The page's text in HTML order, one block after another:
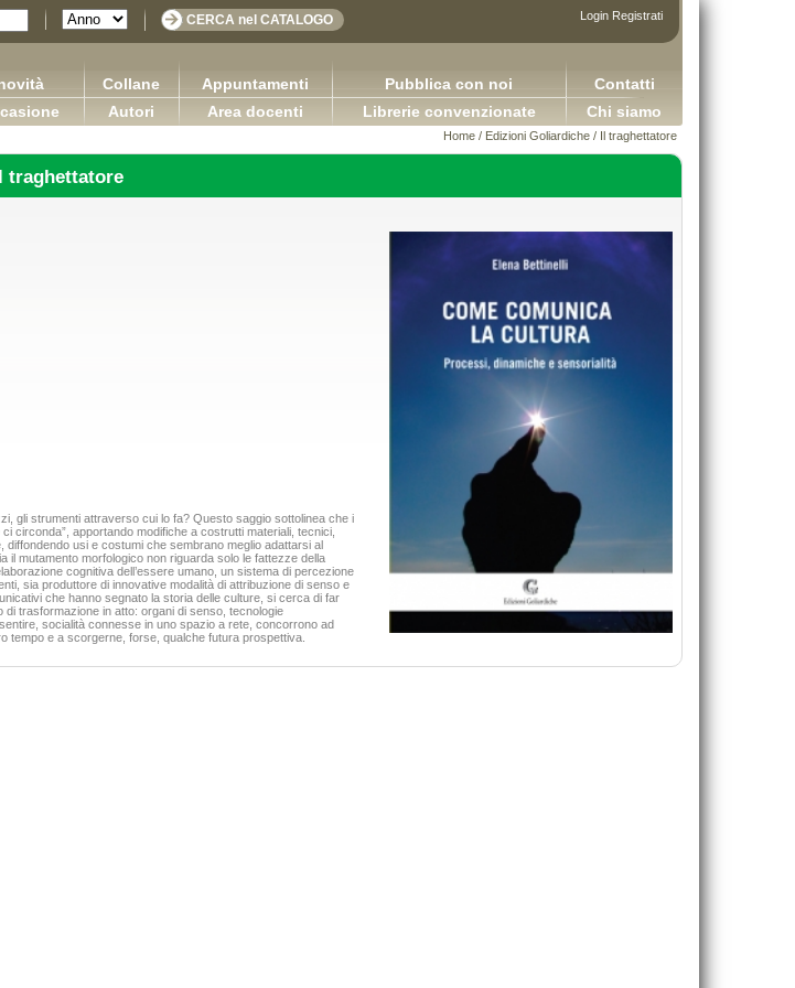
Login Registrati
Collane
Autori
Appuntamenti
Area docenti
Pubblica con noi
Librerie convenzionate
Contatti
Chi siamo
Home / Edizioni Goliardiche / Il traghettatore
VAI ALLA SCHEDA
Applicazioni della logica contabile - Volume I / Versione
De Rosa Bruno
VAI ALLA SCHEDA
traghettatore
gli strumenti attraverso cui lo fa? Questo saggio sottolinea che i
circonda”, apportando modifiche a costrutti materiali, tecnici,
diffondendo usi e costumi che sembrano meglio adattarsi al
il mutamento morfologico non riguarda solo le fattezze della
cognitiva dell’essere umano, un sistema di percezione
sia produttore di innovative modalità di attribuzione di senso e
che hanno segnato la storia delle culture, si cerca di far
trasformazione in atto: organi di senso, tecnologie
socialità connesse in uno spazio a rete, concorrono ad
tempo e a scorgerne, forse, qualche futura prospettiva.